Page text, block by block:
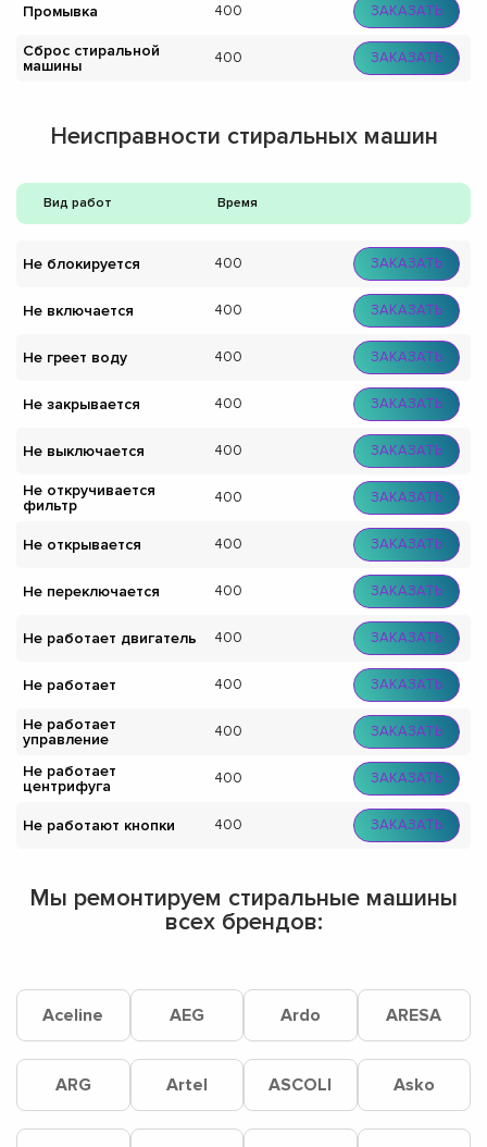
Промывка 400 ЗАКАЗАТЬ
Сброс стиральной
машины
400 ЗАКАЗАТЬ
Неисправности стиральных машин
Вид работ Время
Не блокируется 400 ЗАКАЗАТЬ
Не включается 400 ЗАКАЗАТЬ
Не греет воду 400 ЗАКАЗАТЬ
Не закрывается 400 ЗАКАЗАТЬ
Не выключается 400 ЗАКАЗАТЬ
Не откручивается
фильтр
400 ЗАКАЗАТЬ
Не открывается 400 ЗАКАЗАТЬ
Не переключается 400 ЗАКАЗАТЬ
Не работает двигатель 400 ЗАКАЗАТЬ
Не работает 400 ЗАКАЗАТЬ
Не работает
управление
400 ЗАКАЗАТЬ
Не работает
центрифуга
400 ЗАКАЗАТЬ
Не работают кнопки 400 ЗАКАЗАТЬ
Мы ремонтируем стиральные машины
всех брендов:
Aceline AEG Ardo ARESA
ARG Artel ASCOLI Asko